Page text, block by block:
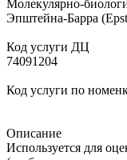
Молекулярно-
Эпштейна-Барра
Код услуги ДЦ
74091204
Код услуги по
Описание
Используется для